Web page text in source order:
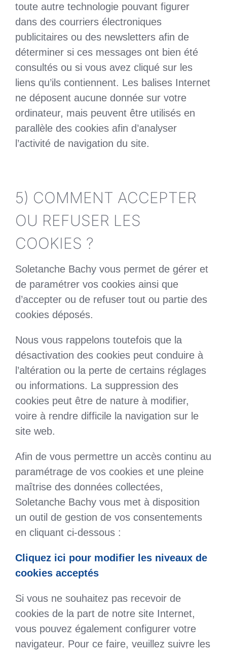
toute autre technologie pouvant figurer
dans des courriers électroniques
publicitaires ou des newsletters afin de
déterminer si ces messages ont bien été
consultés ou si vous avez cliqué sur les
liens qu’ils contiennent. Les balises Internet
ne déposent aucune donnée sur votre
ordinateur, mais peuvent être utilisés en
parallèle des cookies afin d’analyser
l’activité de navigation du site.
5) COMMENT ACCEPTER
OU REFUSER LES
COOKIES ?
Soletanche Bachy vous permet de gérer et
de paramétrer vos cookies ainsi que
d’accepter ou de refuser tout ou partie des
cookies déposés.
Nous vous rappelons toutefois que la
désactivation des cookies peut conduire à
l’altération ou la perte de certains réglages
ou informations. La suppression des
cookies peut être de nature à modifier,
voire à rendre difficile la navigation sur le
site web.
Afin de vous permettre un accès continu au
paramétrage de vos cookies et une pleine
maîtrise des données collectées,
Soletanche Bachy vous met à disposition
un outil de gestion de vos consentements
en cliquant ci-dessous :
Cliquez ici pour modifier les niveaux de
cookies acceptés
Si vous ne souhaitez pas recevoir de
cookies de la part de notre site Internet,
vous pouvez également configurer votre
navigateur. Pour ce faire, veuillez suivre les